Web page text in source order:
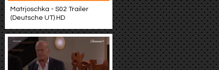
Matrjoschka - S02 Trailer
(Deutsche UT) HD